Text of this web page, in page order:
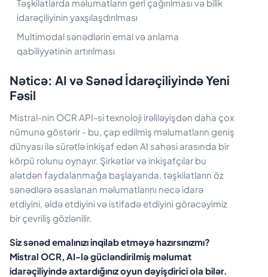
Təşkilatlarda məlumatların geri çağırılması və bilik
idarəçiliyinin yaxşılaşdırılması
Multimodal sənədlərin emal və anlama
qabiliyyətinin artırılması
Nəticə: AI və Sənəd İdarəçiliyində Yeni
Fəsil
Mistral-nin OCR API-si texnoloji irəliləyişdən daha çox
nümunə göstərir - bu, çap edilmiş məlumatların geniş
dünyası ilə sürətlə inkişaf edən AI sahəsi arasında bir
körpü rolunu oynayır. Şirkətlər və inkişafçılar bu
alətdən faydalanmağa başlayanda, təşkilatların öz
sənədlərə əsaslanan məlumatlarını necə idarə
etdiyini, əldə etdiyini və istifadə etdiyini görəcəyimiz
bir çevriliş gözlənilir.
Siz sənəd emalınızı inqilab etməyə hazırsınızmı?
Mistral OCR, AI-lə gücləndirilmiş məlumat
idarəçiliyində axtardığınız oyun dəyişdirici ola bilər.